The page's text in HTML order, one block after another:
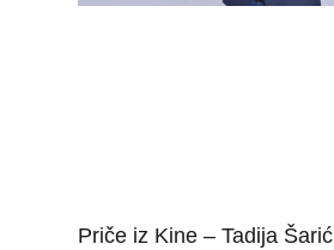
Priče iz Kine – Tadija Šarić